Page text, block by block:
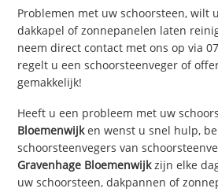
Problemen met uw schoorsteen, wilt
dakkapel of zonnepanelen laten
neem direct contact met ons op via
regelt u een schoorsteenveger of
gemakkelijk!
Heeft u een probleem met uw
Bloemenwijken wenst u snel hulp,
schoorsteenvegers van
Gravenhage Bloemenwijkzijn elke
uw schoorsteen, dakpannen of